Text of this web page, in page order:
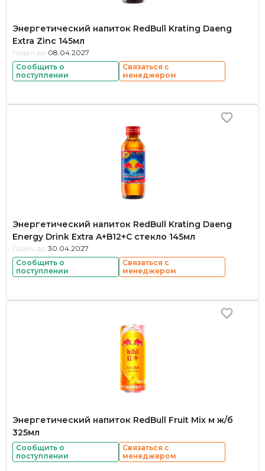
Энергетический напиток RedBull Krating Daeng
Extra Zinс 145мл
Годен до: 08.04.2027
Сообщить о
поступлении
Связаться с
менеджером
Энергетический напиток RedBull Krating Daeng
Energy Drink Extra A+B12+C стекло 145мл
Годен до: 30.04.2027
Сообщить о
поступлении
Связаться с
менеджером
Энергетический напиток RedBull Fruit Mix м ж/б
325мл
Сообщить о
поступлении
Связаться с
менеджером